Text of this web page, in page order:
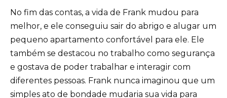
No fim das contas, a vida de Frank mudou para
melhor, e ele conseguiu sair do abrigo e alugar um
pequeno apartamento confortável para ele. Ele
também se destacou no trabalho como segurança
e gostava de poder trabalhar e interagir com
diferentes pessoas. Frank nunca imaginou que um
simples ato de bondade mudaria sua vida para